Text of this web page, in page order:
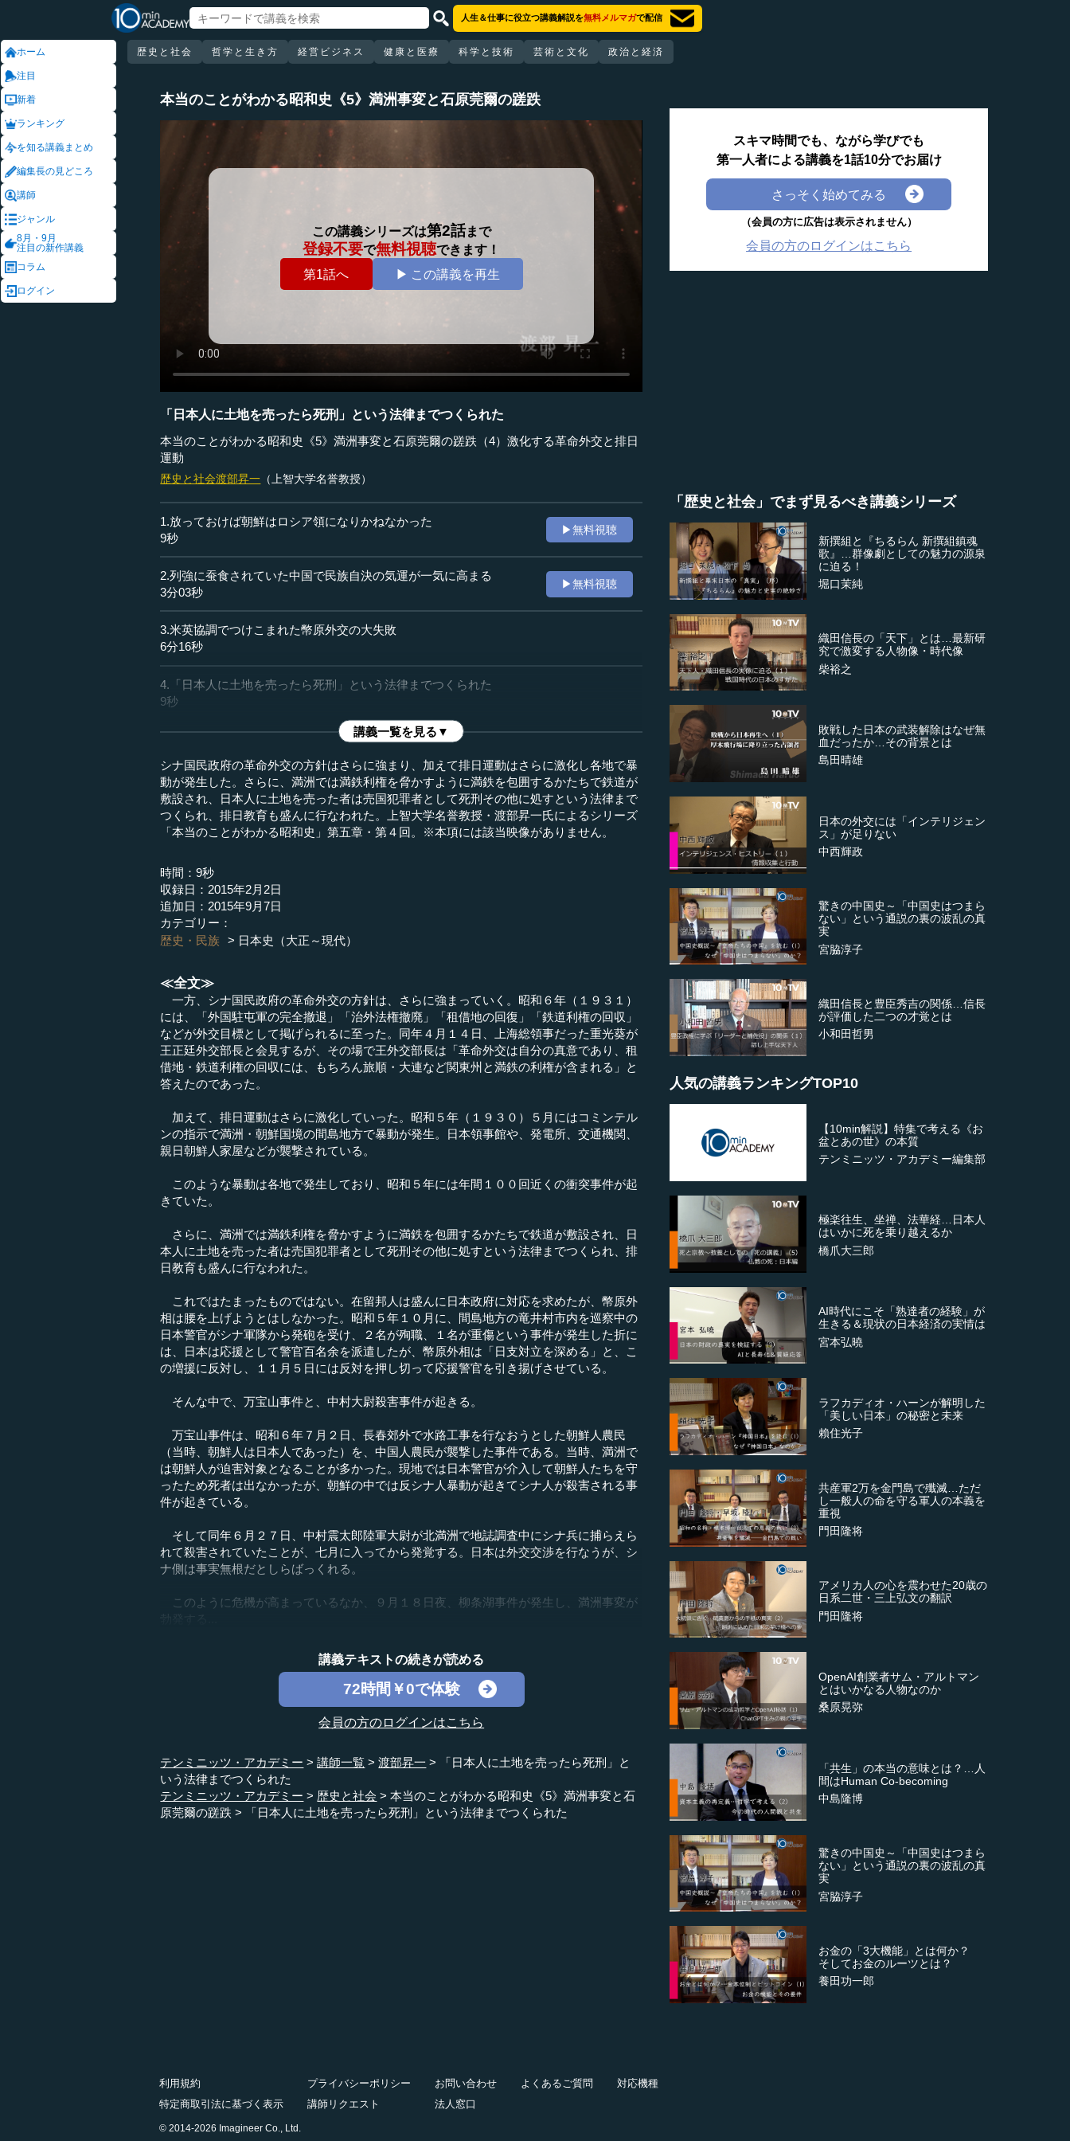
ホーム
注目
新着
ランキング
を知る講義まとめ
編集長の見どころ
講師
ジャンル
8月・9月
注目の新作講義
コラム
ログイン
人生＆仕事に役立つ講義解説を無料メルマガで配信
歴史と社会 哲学と生き方 経営ビジネス 健康と医療 科学と技術 芸術と文化 政治と経済
本当のことがわかる昭和史《5》満洲事変と石原莞爾の蹉跌
この講義シリーズは第2話まで
登録不要で無料視聴できます！
第1話へ
▶ この講義を再生
「日本人に土地を売ったら死刑」という法律までつくられた
本当のことがわかる昭和史《5》満洲事変と石原莞爾の蹉跌（4）激化する革命外交と排日
運動
歴史と社会渡部昇一 （上智大学名誉教授）
1.放っておけば朝鮮はロシア領になりかねなかった
9秒
▶無料視聴
2.列強に蚕食されていた中国で民族自決の気運が一気に高まる
3分03秒
▶無料視聴
3.米英協調でつけこまれた幣原外交の大失敗
6分16秒
4.「日本人に土地を売ったら死刑」という法律までつくられた
9秒
講義一覧を見る▼
シナ国民政府の革命外交の方針はさらに強まり、加えて排日運動はさらに激化し各地で暴
動が発生した。さらに、満洲では満鉄利権を脅かすように満鉄を包囲するかたちで鉄道が
敷設され、日本人に土地を売った者は売国犯罪者として死刑その他に処すという法律まで
つくられ、排日教育も盛んに行なわれた。上智大学名誉教授・渡部昇一氏によるシリーズ
「本当のことがわかる昭和史」第五章・第４回。※本項には該当映像がありません。
時間：9秒
収録日：2015年2月2日
追加日：2015年9月7日
カテゴリー：
歴史・民族
日本史（大正～現代）
≪全文≫
一方、シナ国民政府の革命外交の方針は、さらに強まっていく。昭和６年（１９３１）
には、「外国駐屯軍の完全撤退」「治外法権撤廃」「租借地の回復」「鉄道利権の回収」
などが外交目標として掲げられるに至った。同年４月１４日、上海総領事だった重光葵が
王正廷外交部長と会見するが、その場で王外交部長は「革命外交は自分の真意であり、租
借地・鉄道利権の回収には、もちろん旅順・大連など関東州と満鉄の利権が含まれる」と
答えたのであった。
加えて、排日運動はさらに激化していった。昭和５年（１９３０）５月にはコミンテル
ンの指示で満洲・朝鮮国境の間島地方で暴動が発生。日本領事館や、発電所、交通機関、
親日朝鮮人家屋などが襲撃されている。
このような暴動は各地で発生しており、昭和５年には年間１００回近くの衝突事件が起
きていた。
さらに、満洲では満鉄利権を脅かすように満鉄を包囲するかたちで鉄道が敷設され、日
本人に土地を売った者は売国犯罪者として死刑その他に処すという法律までつくられ、排
日教育も盛んに行なわれた。
これではたまったものではない。在留邦人は盛んに日本政府に対応を求めたが、幣原外
相は腰を上げようとはしなかった。昭和５年１０月に、間島地方の竜井村市内を巡察中の
日本警官がシナ軍隊から発砲を受け、２名が殉職、１名が重傷という事件が発生した折に
は、日本は応援として警官百名余を派遣したが、幣原外相は「日支対立を深める」と、こ
の増援に反対し、１１月５日には反対を押し切って応援警官を引き揚げさせている。
そんな中で、万宝山事件と、中村大尉殺害事件が起きる。
万宝山事件は、昭和６年７月２日、長春郊外で水路工事を行なおうとした朝鮮人農民
（当時、朝鮮人は日本人であった）を、中国人農民が襲撃した事件である。当時、満洲で
は朝鮮人が迫害対象となることが多かった。現地では日本警官が介入して朝鮮人たちを守
ったため死者は出なかったが、朝鮮の中では反シナ人暴動が起きてシナ人が殺害される事
件が起きている。
そして同年６月２７日、中村震太郎陸軍大尉が北満洲で地誌調査中にシナ兵に捕らえら
れて殺害されていたことが、七月に入ってから発覚する。日本は外交交渉を行なうが、シ
ナ側は事実無根だとしらばっくれる。
このように危機が高まっているなか、９月１８日夜、柳条湖事件が発生し、満洲事変が
講義テキストの続きが読める
72時間￥0で体験
会員の方のログインはこちら
テンミニッツ・アカデミー 講師一覧 渡部昇一
「日本人に土地を売ったら死刑」と
いう法律までつくられた
テンミニッツ・アカデミー
歴史と社会
本当のことがわかる昭和史《5》満洲事変と石
原莞爾の蹉跌
「日本人に土地を売ったら死刑」という法律までつくられた
スキマ時間でも、ながら学びでも
第一人者による講義を1話10分でお届け
さっそく始めてみる
（会員の方に広告は表示されません）
会員の方のログインはこちら
「歴史と社会」でまず見るべき講義シリーズ
新撰組と『ちるらん 新撰組鎮魂
歌』…群像劇としての魅力の源泉
に迫る！
堀口茉純
織田信長の「天下」とは…最新研
究で激変する人物像・時代像
柴裕之
敗戦した日本の武装解除はなぜ無
血だったか…その背景とは
島田晴雄
日本の外交には「インテリジェン
ス」が足りない
中西輝政
驚きの中国史～「中国史はつまら
ない」という通説の裏の波乱の真
実
宮脇淳子
織田信長と豊臣秀吉の関係…信長
が評価した二つの才覚とは
小和田哲男
人気の講義ランキングTOP10
【10min解説】特集で考える《お
盆とあの世》の本質
テンミニッツ・アカデミー編集部
極楽往生、坐禅、法華経…日本人
はいかに死を乗り越えるか
橋爪大三郎
AI時代にこそ「熟達者の経験」が
生きる＆現状の日本経済の実情は
宮本弘曉
ラフカディオ・ハーンが解明した
「美しい日本」の秘密と未来
賴住光子
共産軍2万を金門島で殲滅…ただ
し一般人の命を守る軍人の本義を
重視
門田隆将
アメリカ人の心を震わせた20歳の
日系二世・三上弘文の翻訳
門田隆将
OpenAI創業者サム・アルトマン
とはいかなる人物なのか
桑原晃弥
「共生」の本当の意味とは？…人
間はHuman Co-becoming
中島隆博
驚きの中国史～「中国史はつまら
ない」という通説の裏の波乱の真
実
宮脇淳子
お金の「3大機能」とは何か？
そしてお金のルーツとは？
養田功一郎
利用規約 プライバシーポリシー お問い合わせ よくあるご質問
対応機種
特定商取引法に基づく表示
講師リクエスト 法人窓口
© 2014-2026 Imagineer Co., Ltd.